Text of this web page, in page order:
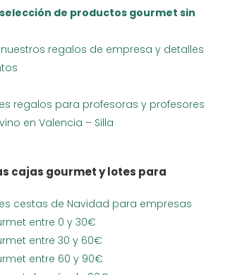
de productos gourmet sin
regalos de empresa y detalles
regalos para profesoras y profesores
en Valencia – Silla
cajas gourmet y lotes para
cestas de Navidad para empresas
entre 0 y 30€
entre 30 y 60€
entre 60 y 90€